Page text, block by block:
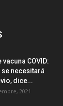
COVID:
se necesitará
dice...
2021